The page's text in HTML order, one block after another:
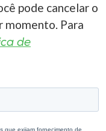
pode cancelar o
momento. Para
de